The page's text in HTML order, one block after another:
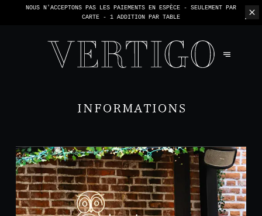
NOUS N'ACCEPTONS PAS LES PAIEMENTS EN ESPÈCE - SEULEMENT PAR
CARTE - 1 ADDITION PAR TABLE
INFORMATIONS